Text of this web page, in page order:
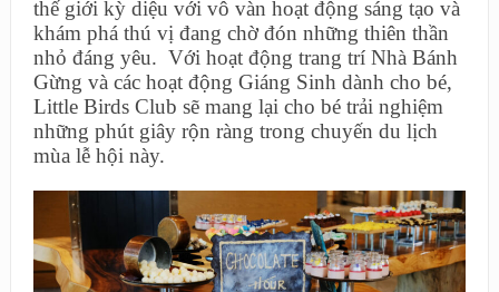
thế giới kỳ diệu với vô vàn hoạt động sáng tạo và
khám phá thú vị đang chờ đón những thiên thần
nhỏ đáng yêu. Với hoạt động trang trí Nhà Bánh
Gừng và các hoạt động Giáng Sinh dành cho bé,
Little Birds Club sẽ mang lại cho bé trải nghiệm
những phút giây rộn ràng trong chuyến du lịch
mùa lễ hội này.